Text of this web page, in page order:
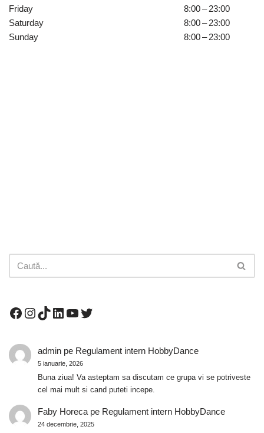
Friday
8:00 – 23:00
Saturday
8:00 – 23:00
Sunday
8:00 – 23:00
adminpe Regulament intern HobbyDance
5 ianuarie, 2026
Buna ziua! Va asteptam sa discutam ce grupa vi se potriveste
cel mai mult si cand puteti incepe.
Faby Horecape Regulament intern HobbyDance
24 decembrie, 2025